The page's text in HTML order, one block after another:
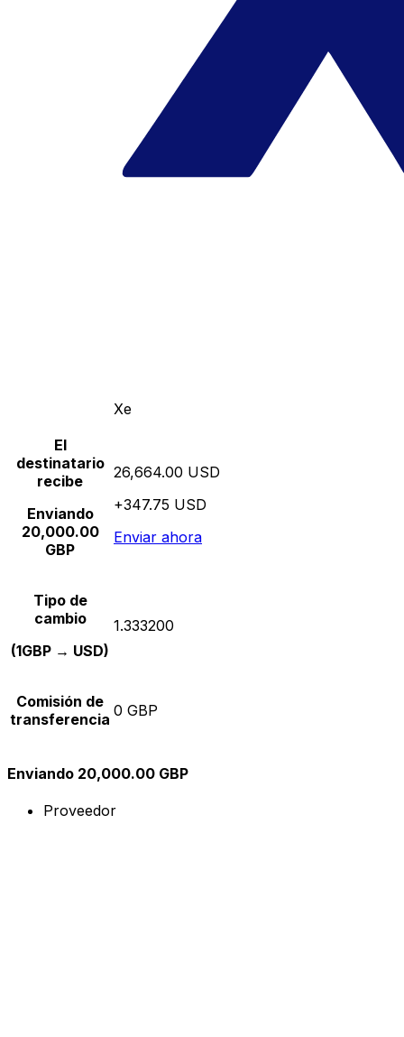
Xe
El
destinatario
recibe
Enviando
20,000.00
GBP
26,664.00 USD
+347.75 USD
Enviar ahora
Tipo de
cambio
(1GBP → USD)
1.333200
Comisión de
transferencia 0 GBP
Enviando 20,000.00 GBP
Proveedor